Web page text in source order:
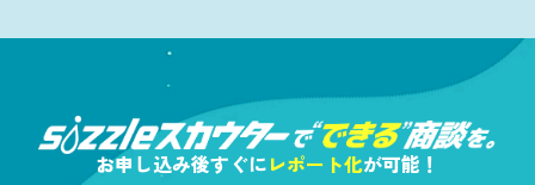
お申し込み後すぐにレポート化が可能！